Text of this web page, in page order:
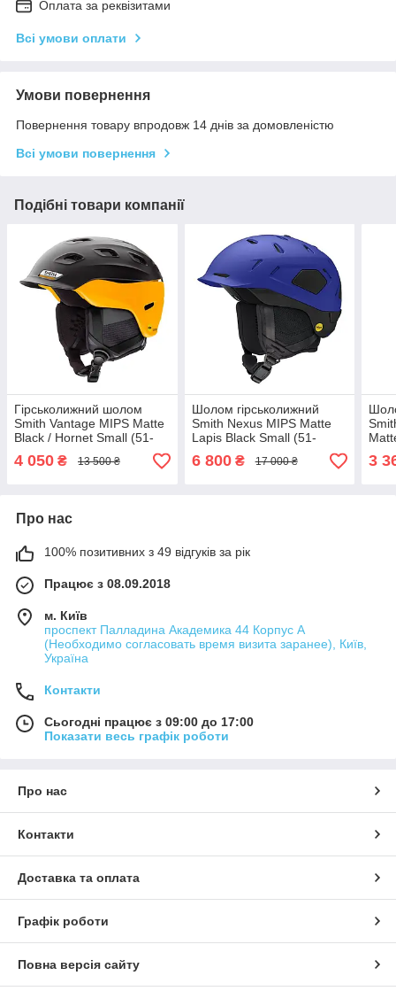
Оплата за реквізитами
Всі умови оплати
Умови повернення
Повернення товару впродовж 14 днів за домовленістю
Всі умови повернення
Подібні товари компанії
Гірськолижний шолом
Smith Vantage MIPS Matte
Black / Hornet Small (51-
55cm)
4 050 ₴ 13 500 ₴
Шолом гірськолижний
Smith Nexus MIPS Matte
Lapis Black Small (51-
55cm)
6 800₴ 17 000 ₴ 3
Про нас
100% позитивних з 49 відгуків за рік
Працює з 08.09.2018
м. Київ
проспект Палладина Академика 44 Корпус А
(Необходимо согласовать время визита заранее), Київ,
Україна
Контакти
Сьогодні працює з 09:00 до 17:00
Показати весь графік роботи
Про нас
Контакти
Доставка та оплата
Графік роботи
Повна версія сайту